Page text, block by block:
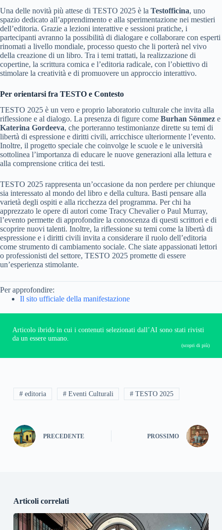
Una delle novità più attese di TESTO 2025 è la Testofficina, uno
spazio dedicato all’apprendimento e alla sperimentazione nei mestieri
dell’editoria. Grazie a lezioni interattive e sessioni pratiche, i
partecipanti avranno la possibilità di dialogare e collaborare con esperti
rinomati a livello mondiale, processo questo che li porterà nel vivo
della creazione di un libro. Tra i temi trattati, la realizzazione di
copertine, la scrittura comica e l’editoria radicale, con l’obiettivo di
stimolare la creatività e di promuovere un approccio interattivo.
Per orientarsi fra TESTO e Contesto
TESTO 2025 è un vero e proprio laboratorio culturale che invita alla
riflessione e al dialogo. La presenza di figure come Burhan Sönmez e
Katerina Gordeeva, che porteranno testimonianze dirette su temi di
libertà di espressione e diritti civili, arricchisce ulteriormente l’evento.
Inoltre, il progetto speciale che coinvolge le scuole e le università
sottolinea l’importanza di educare le nuove generazioni alla lettura e
alla comprensione critica dei testi.
TESTO 2025 rappresenta un’occasione da non perdere per chiunque
sia interessato al mondo del libro e della cultura. Basti pensare alla
varietà degli ospiti e alla ricchezza del programma. Per chi ha
apprezzato le opere di autori come Tracy Chevalier o Paul Murray,
l’evento permette di approfondire la conoscenza di questi scrittori e di
scoprire nuovi talenti. Inoltre, la riflessione su temi come la libertà di
espressione e i diritti civili invita a considerare il ruolo dell’editoria
come strumento di cambiamento sociale. Che siate appassionati lettori
o professionisti del settore, TESTO 2025 promette di essere
un’esperienza stimolante.
Per approfondire:
Il sito ufficiale della manifestazione
Articolo ibrido in cui i contenuti selezionati dall’AI sono stati rivisti
da un essere umano.
(scopri di più)
# editoria # Eventi Culturali # TESTO 2025
PRECEDENTE PROSSIMO
Articoli correlati